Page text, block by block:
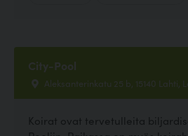
City-Pool
Aleksanterinkatu 25 b, 15140 Lahti,
Koirat ovat tervetulleita